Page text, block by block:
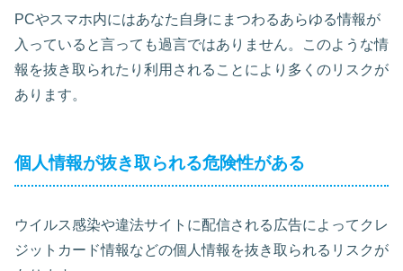
PCやスマホ内にはあなた自身にまつわるあらゆる情報が
入っていると言っても過言ではありません。このような情
報を抜き取られたり利用されることにより多くのリスクが
あります。
個人情報が抜き取られる危険性がある
ウイルス感染や違法サイトに配信される広告によってクレ
ジットカード情報などの個人情報を抜き取られるリスクが